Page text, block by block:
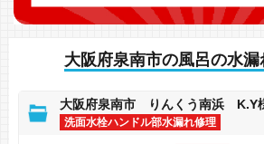
大阪府泉南市の風呂の水漏
大阪府泉南市 りんくう南浜 K.Y
洗面水栓ハンドル部水漏れ修理